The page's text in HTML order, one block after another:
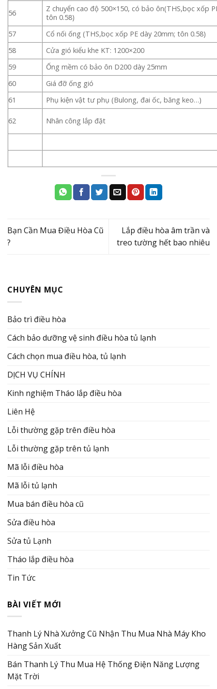
56
Z chuyển cao độ 500×150, có bảo ôn(THS,bọc xốp
tôn 0.58)
57
Cổ nối ống (THS,bọc xốp PE dày 20mm; tôn 0.58)
58
Cửa gió kiểu khe KT: 1200×200
59
Ống mềm có bảo ôn D200 dày 25mm
60
Giá đỡ ống gió
61
Phụ kiện vật tư phụ (Bulong, đai ốc, băng keo…)
62 Nhân công lắp đặt
Bạn Cần Mua Điều Hòa Cũ
?
Lắp điều hòa âm trần và
treo tường hết bao nhiêu
CHUYÊN MỤC
Bảo trì điều hòa
Cách bảo dưỡng vệ sinh điều hòa tủ lạnh
Cách chọn mua điều hòa, tủ lạnh
DỊCH VỤ CHÍNH
Kinh nghiệm Tháo lắp điều hòa
Liên Hệ
Lỗi thường gặp trên điều hòa
Lỗi thường gặp trên tủ lạnh
Mã lỗi điều hòa
Mã lỗi tủ lạnh
Mua bán điều hòa cũ
Sửa điều hòa
Sửa tủ Lạnh
Tháo lắp điều hòa
Tin Tức
BÀI VIẾT MỚI
Thanh Lý Nhà Xưởng Cũ Nhận Thu Mua Nhà Máy Kho
Hàng Sản Xuất
Bán Thanh Lý Thu Mua Hệ Thống Điện Năng Lượng
Mặt Trời